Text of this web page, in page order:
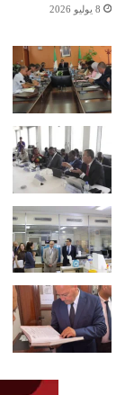
8 يوليو 2026